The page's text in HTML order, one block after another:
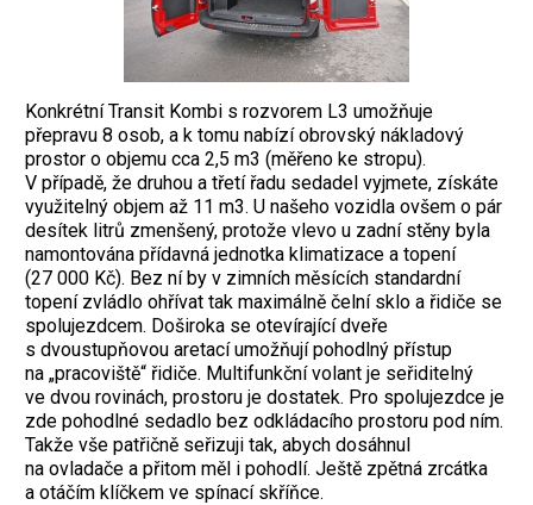
Konkrétní Transit Kombi s rozvorem L3 umožňuje
přepravu 8 osob, a k tomu nabízí obrovský nákladový
prostor o objemu cca 2,5 m3 (měřeno ke stropu).
V případě, že druhou a třetí řadu sedadel vyjmete, získáte
využitelný objem až 11 m3. U našeho vozidla ovšem o pár
desítek litrů zmenšený, protože vlevo u zadní stěny byla
namontována přídavná jednotka klimatizace a topení
(27 000 Kč). Bez ní by v zimních měsících standardní
topení zvládlo ohřívat tak maximálně čelní sklo a řidiče se
spolujezdcem. Doširoka se otevírající dveře
s dvoustupňovou aretací umožňují pohodlný přístup
na „pracoviště“ řidiče. Multifunkční volant je seřiditelný
ve dvou rovinách, prostoru je dostatek. Pro spolujezdce je
zde pohodlné sedadlo bez odkládacího prostoru pod ním.
Takže vše patřičně seřizuji tak, abych dosáhnul
na ovladače a přitom měl i pohodlí. Ještě zpětná zrcátka
a otáčím klíčkem ve spínací skříňce.